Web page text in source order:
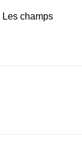
Les champs